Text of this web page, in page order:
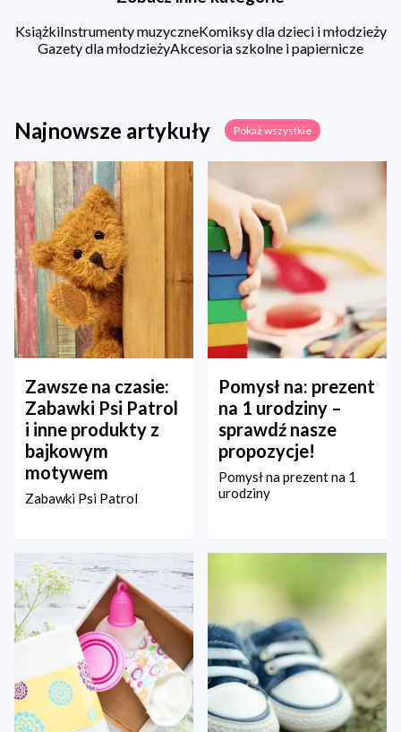
KsiążkiInstrumenty muzyczneKomiksy dla dzieci i młodzieży
Gazety dla młodzieżyAkcesoria szkolne i papiernicze
Najnowsze artykuły Pokaż wszystkie
Zawsze na czasie:
Zabawki Psi Patrol
i inne produkty z
bajkowym
motywem
Zabawki Psi Patrol
Pomysł na: prezent
na 1 urodziny –
sprawdź nasze
propozycje!
Pomysł na prezent na 1
urodziny